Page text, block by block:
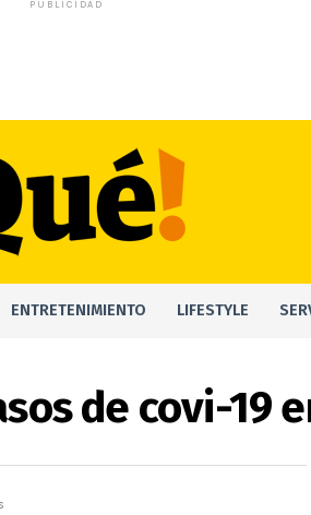
PUBLICIDAD
ENTRETENIMIENTO LIFESTYLE
de covi-19